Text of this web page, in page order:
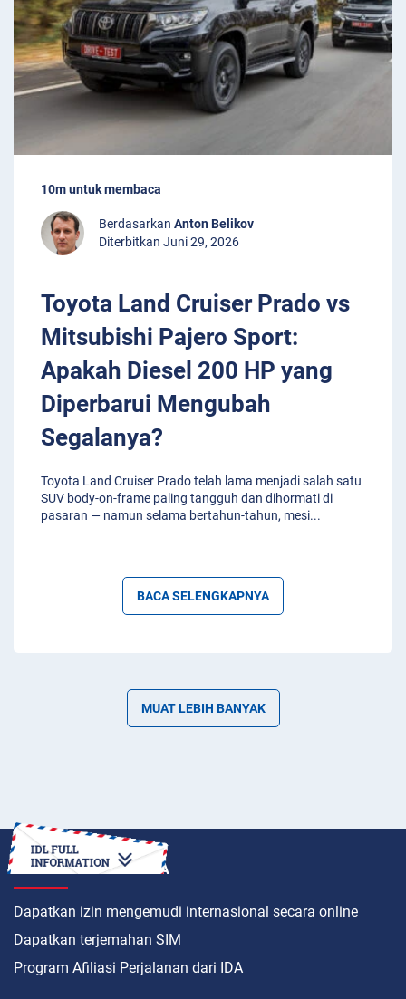
10m untuk membaca
Berdasarkan Anton Belikov
Diterbitkan Juni 29, 2026
Toyota Land Cruiser Prado vs
Mitsubishi Pajero Sport:
Apakah Diesel 200 HP yang
Diperbarui Mengubah
Segalanya?
Toyota Land Cruiser Prado telah lama menjadi salah satu
SUV body-on-frame paling tangguh dan dihormati di
pasaran — namun selama bertahun-tahun, mesi...
BACA SELENGKAPNYA
MUAT LEBIH BANYAK
BAGAIMANA CARANYA
Dapatkan izin mengemudi internasional secara online
Dapatkan terjemahan SIM
Program Afiliasi Perjalanan dari IDA